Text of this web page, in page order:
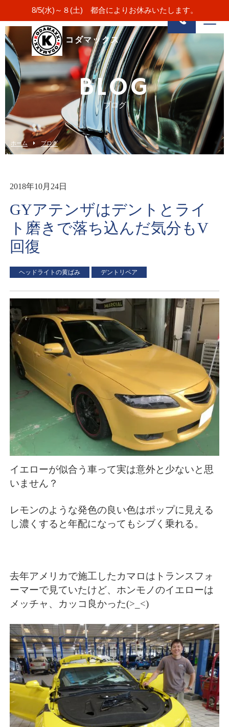
8/5(水)～８(土) 都合によりお休みいたします。
コダマックス
BLOG
ブログ
ホーム ブログ
2018年10月24日
GYアテンザはデントとライ
ト磨きで落ち込んだ気分もV
回復
ヘッドライトの黄ばみ デントリペア
イエローが似合う車って実は意外と少ないと思
いません？
レモンのような発色の良い色はポップに見える
し濃くすると年配になってもシブく乗れる。
去年アメリカで施工したカマロはトランスフォ
ーマーで見ていたけど、ホンモノのイエローは
メッチャ、カッコ良かった(>_<)